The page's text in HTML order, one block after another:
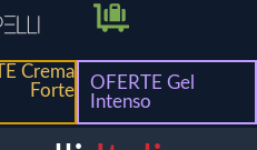
Crema
Forte
OFERTE Gel
Intenso